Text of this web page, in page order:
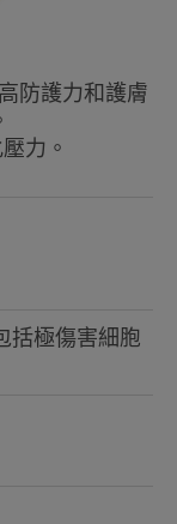
防護力和護膚
力。
括極傷害細胞